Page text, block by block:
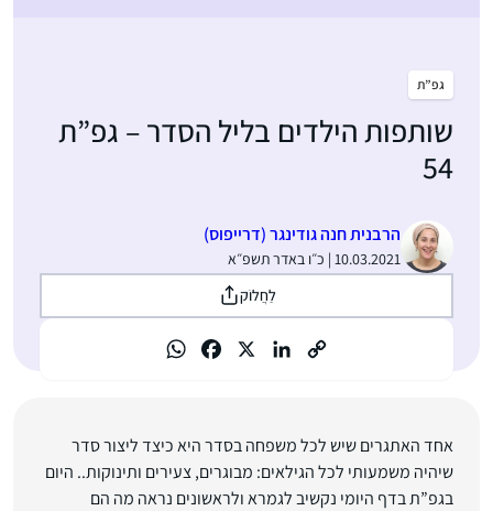
גפ”ת
שותפות הילדים בליל הסדר – גפ”ת
54
הרבנית חנה גודינגר (דרייפוס)
10.03.2021 | כ״ו באדר תשפ״א
לַחֲלוֹק
אחד האתגרים שיש לכל משפחה בסדר היא כיצד ליצור סדר
שיהיה משמעותי לכל הגילאים: מבוגרים, צעירים ותינוקות.. היום
בגפ”ת בדף היומי נקשיב לגמרא ולראשונים נראה מה הם